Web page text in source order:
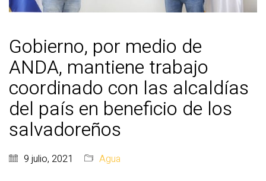
Gobierno, por medio de
ANDA, mantiene trabajo
coordinado con las alcaldías
del país en beneficio de los
salvadoreños
9 julio, 2021 Agua